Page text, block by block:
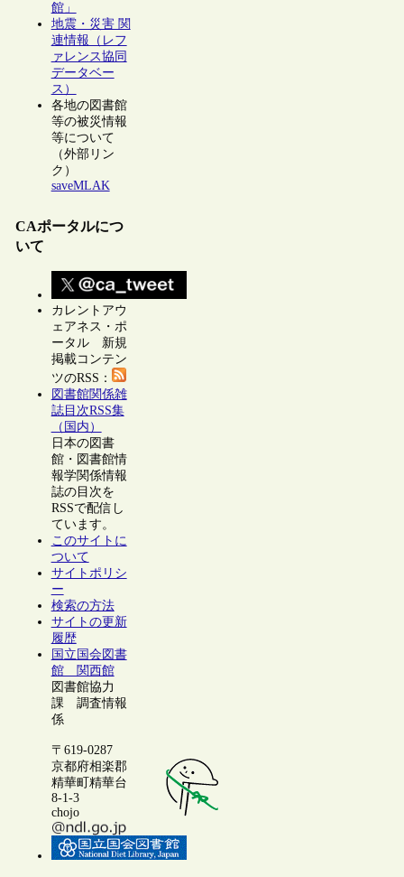
館」
地震・災害 関
連情報（レフ
ァレンス協同
データベー
ス）
各地の図書館
等の被災情報
等について
（外部リン
ク）
saveMLAK
CAポータルにつ
いて
カレントアウ
ェアネス・ポ
ータル 新規
掲載コンテン
ツのRSS：
図書館関係雑
誌目次RSS集
（国内）
日本の図書
館・図書館情
報学関係情報
誌の目次を
RSSで配信し
ています。
このサイトに
ついて
サイトポリシ
ー
検索の方法
サイトの更新
履歴
国立国会図書
館 関西館
図書館協力
課 調査情報
係
〒619-0287
京都府相楽郡
精華町精華台
8-1-3
chojo